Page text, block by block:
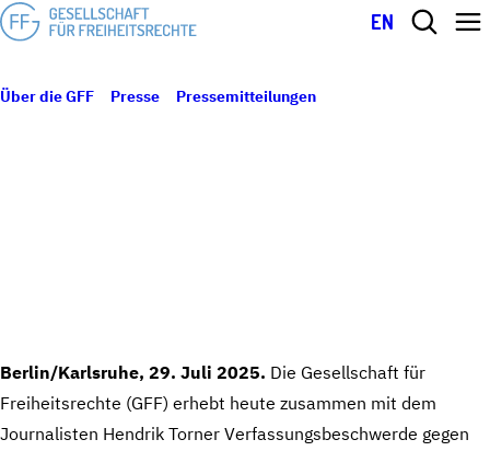
EN
Über die GFF Presse Pressemitteilungen
Berlin/Karlsruhe, 29. Juli 2025. Die Gesellschaft für
Freiheitsrechte (GFF) erhebt heute zusammen mit dem
Journalisten Hendrik Torner Verfassungsbeschwerde gegen